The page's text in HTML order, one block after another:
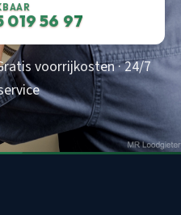
019 56 97
voorrijkosten · 24/7